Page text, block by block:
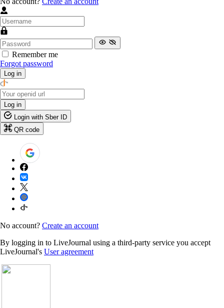
Remember me
Forgot password
Log in
Log in
Login with Sber ID
QR code
No account? Create an account
By logging in to LiveJournal using a third-party service you accept
LiveJournal's User agreement